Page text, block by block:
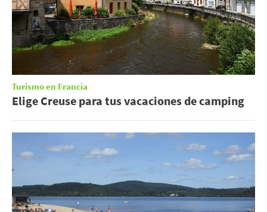
Turismo en Francia
Elige Creuse para tus vacaciones de camping